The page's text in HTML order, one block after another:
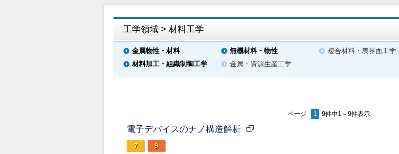
工学領域 > 材料工学
金属物性・材料 無機材料・物性 複合材料・表界面工学
材料加工・組織制御工学
金属・資源生産工学
ページ 1 9件中1～9件表示
電子デバイスのナノ構造解析
7 9